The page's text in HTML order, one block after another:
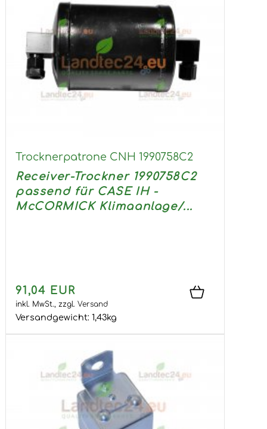
Trocknerpatrone CNH 1990758C2
Receiver-Trockner 1990758C2
passend für CASE IH -
McCORMICK Klimaanlage/...
91,04 EUR
inkl. MwSt., zzgl. Versand
Versandgewicht: 1,43kg